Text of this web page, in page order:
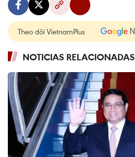
Theo dõi VietnamPlus
NOTICIAS RELACIONADAS